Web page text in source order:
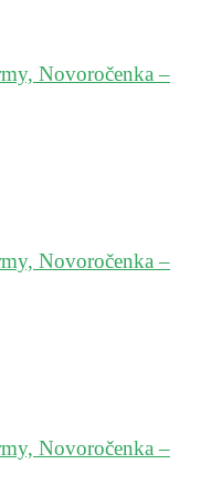
Novoročenka –
Novoročenka –
Novoročenka –